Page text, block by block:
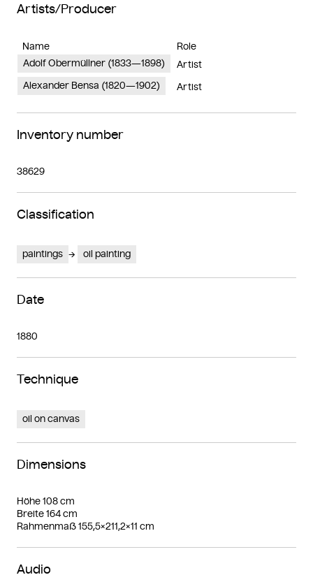
Artists/Producer
Name
Role
Adolf Obermüllner (1833—1898)
Artist
Alexander Bensa (1820—1902)
Artist
Inventory number
38629
Classification
paintings oil painting
Date
1880
Technique
oil on canvas
Dimensions
Höhe 108 cm
Breite 164 cm
Rahmenmaß 155,5×211,2×11 cm
Audio